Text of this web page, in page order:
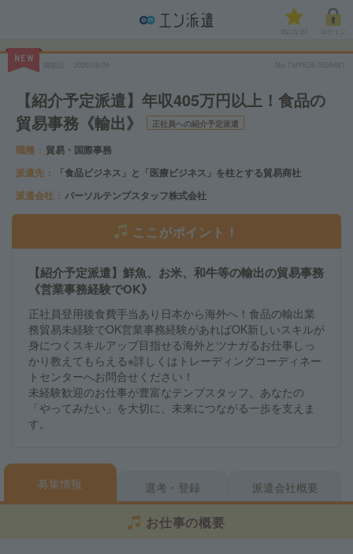
気になる!
NEW
2026/08/04 No.TMPE26-0535481
【紹介予定派遣】年収405万円以上！食品の
貿易事務《輸出》
正社員への紹介予定派遣
職種
貿易・国際事務
派遣先
「食品ビジネス」と「医療ビジネス」を柱とする貿易商社
派遣会社
パーソルテンプスタッフ株式会社
ここがポイント！
【紹介予定派遣】鮮魚、お米、和牛等の輸出の貿易事務
《営業事務経験でOK》
正社員登用後食費手当あり日本から海外へ！食品の輸出業
務貿易未経験でOK営業事務経験があればOK新しいスキルが
身につくスキルアップ目指せる海外とツナガるお仕事しっ
かり教えてもらえる※詳しくはトレーディングコーディネー
トセンターへお問合せください！
未経験歓迎のお仕事が豊富なテンプスタッフ。あなたの
「やってみたい」を大切に、未来につながる一歩を支えま
す。
募集情報 選考・登録 派遣会社概要
お仕事の概要